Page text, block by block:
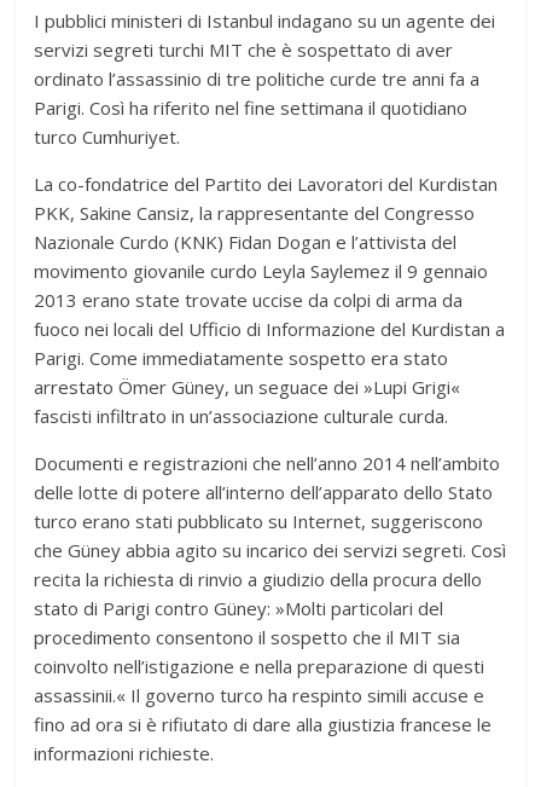
I pubblici ministeri di Istanbul indagano su un agente dei
servizi segreti turchi MIT che è sospettato di aver
ordinato l’assassinio di tre politiche curde tre anni fa a
Parigi. Così ha riferito nel fine settimana il quotidiano
turco Cumhuriyet.
La co-fondatrice del Partito dei Lavoratori del Kurdistan
PKK, Sakine Cansiz, la rappresentante del Congresso
Nazionale Curdo (KNK) Fidan Dogan e l’attivista del
movimento giovanile curdo Leyla Saylemez il 9 gennaio
2013 erano state trovate uccise da colpi di arma da
fuoco nei locali del Ufficio di Informazione del Kurdistan a
Parigi. Come immediatamente sospetto era stato
arrestato Ömer Güney, un seguace dei »Lupi Grigi«
fascisti infiltrato in un’associazione culturale curda.
Documenti e registrazioni che nell’anno 2014 nell’ambito
delle lotte di potere all’interno dell’apparato dello Stato
turco erano stati pubblicato su Internet, suggeriscono
che Güney abbia agito su incarico dei servizi segreti. Così
recita la richiesta di rinvio a giudizio della procura dello
stato di Parigi contro Güney: »Molti particolari del
procedimento consentono il sospetto che il MIT sia
coinvolto nell’istigazione e nella preparazione di questi
assassinii.« Il governo turco ha respinto simili accuse e
fino ad ora si è rifiutato di dare alla giustizia francese le
informazioni richieste.